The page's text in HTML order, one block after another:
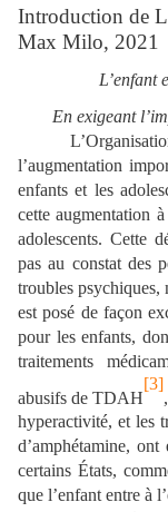
Introduction de
Max Milo, 2021
L’enfant
En exigeant
l’augmentation
enfants et les
cette augmentation
adolescents. Cette
pas au constat des
troubles psychiques,
est posé de façon
pour les enfants,
traitements
abusifs de TDAH
[3]
hyperactivité, et les
d’amphétamine,
certains États,
que l’enfant entre à